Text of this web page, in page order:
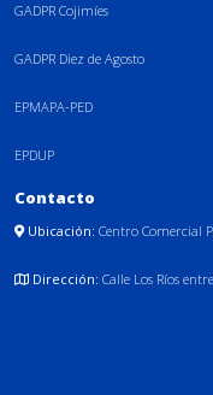
GADPR Cojimíes
GADPR Diez de Agosto
EPMAPA-PED
EPDUP
Contacto
Ubicación: Centro Comercial
Dirección: Calle Los Ríos